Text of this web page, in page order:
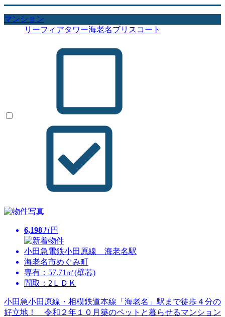
マンション
リーフィアタワー海老名ブリスコート
6,198万円
小田急電鉄小田原線 海老名駅
海老名市めぐみ町
専有：57.71㎡(壁芯)
間取：2ＬＤＫ
小田急小田原線・相模鉄道本線「海老名」駅まで徒歩４分の
好立地！ 令和２年１０月築のペットと暮らせるマンション